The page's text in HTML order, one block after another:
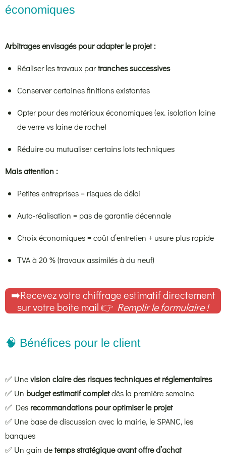
économiques
Arbitrages envisagés pour adapter le projet :
Réaliser les travaux partranches successives
Conserver certaines finitions existantes
Opter pour des matériaux économiques (ex. isolation laine
de verre vs laine de roche)
Réduire ou mutualiser certains lots techniques
Mais attention :
Petites entreprises = risques de délai
Auto-réalisation = pas de garantie décennale
Choix économiques = coût d’entretien + usure plus rapide
TVA à 20 % (travaux assimilés à du neuf)
➡️Recevez votre chiffrage estimatif directement
sur votre boite mail 👉 Remplir le formulaire !
🧠 Bénéfices pour le client
✅ Unevision claire des risques techniques et réglementaires
✅ Un budget estimatif completdès la première semaine
✅ Des recommandations pour optimiser le projet
✅ Une base de discussion avec la mairie, le SPANC, les
banques
✅ Un gain detemps stratégique avant offre d’achat